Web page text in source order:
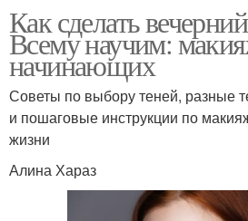
Как сделать
Всему научим:
начинающих
Советы по выбору теней, разные
и пошаговые инструкции по
жизни
Алина Хараз